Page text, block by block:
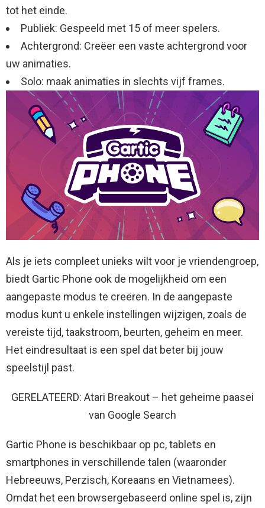
tot het einde.
Publiek: Gespeeld met 15 of meer spelers.
Achtergrond: Creëer een vaste achtergrond voor
uw animaties.
Solo: maak animaties in slechts vijf frames.
Als je iets compleet unieks wilt voor je vriendengroep,
biedt Gartic Phone ook de mogelijkheid om een ​​
aangepaste modus te creëren. In de aangepaste
modus kunt u enkele instellingen wijzigen, zoals de
vereiste tijd, taakstroom, beurten, geheim en meer.
Het eindresultaat is een spel dat beter bij jouw
speelstijl past.
GERELATEERD: Atari Breakout – het geheime paasei
van Google Search
Gartic Phone is beschikbaar op pc, tablets en
smartphones in verschillende talen (waaronder
Hebreeuws, Perzisch, Koreaans en Vietnamees).
Omdat het een browsergebaseerd online spel is, zijn